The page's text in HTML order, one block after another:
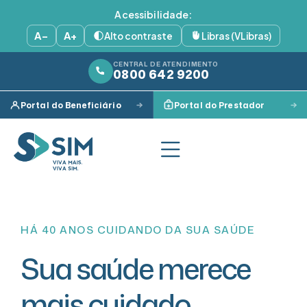
Acessibilidade:
A−
A+ Alto contraste Libras (VLibras)
CENTRAL DE ATENDIMENTO
0800 642 9200
Portal do Beneficiário Portal do Prestador
HÁ 40 ANOS CUIDANDO DA SUA SAÚDE
Sua saúde merece